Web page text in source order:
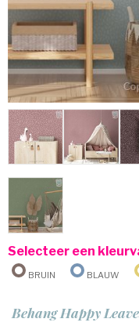
Selecteer een
Bruin
Blauw
Behang Happy